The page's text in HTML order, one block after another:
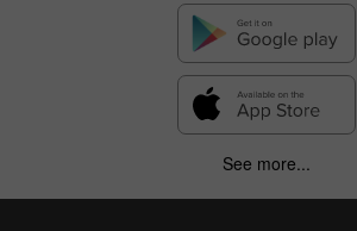
See more...